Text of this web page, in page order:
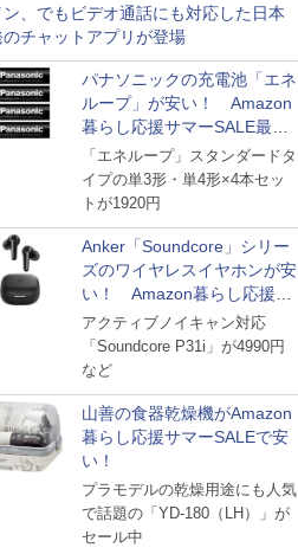
ン、でもビデオ通話にも対応した日本
のチャットアプリが登場
パナソニックの充電池「エネ
ループ」が安い！ Amazon
暮らし応援サマーSALE最終
日
「エネループ」スタンダードタ
イプの単3形・単4形×4本セッ
トが1920円
Anker「Soundcore」シリー
ズのワイヤレスイヤホンが安
い！ Amazon暮らし応援サ
マーSALE
アクティブノイキャン対応
「Soundcore P31i」が4990円
など
山善の食器乾燥機がAmazon
暮らし応援サマーSALEで安
い！
プラモデルの乾燥用途にも人気
で話題の「YD-180（LH）」が
セール中